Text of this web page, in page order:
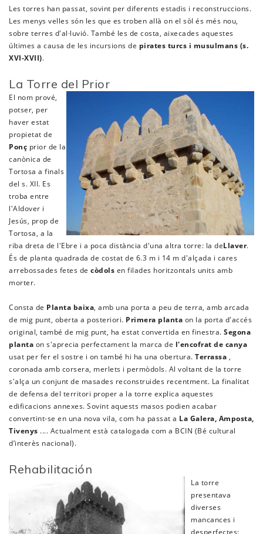
Les torres han passat, sovint per diferents estadis i reconstruccions.
Les menys velles són les que es troben allà on el sòl és més nou,
sobre terres d'al·luvió. També les de costa, aixecades aquestes
últimes a causa de les incursions de pirates turcs i musulmans (s.
XVI-XVII).
La Torre del Prior
El nom prové,
potser, per
haver estat
propietat de
Ponç prior de la
canònica de
Tortosa a finals
del s. XII. Es
troba entre
l'Aldover i
Jesús, prop de
Tortosa, a la
riba dreta de l'Ebre i a poca distància d'una altra torre: la deLlaver.
És de planta quadrada de costat de 6.3 m i 14 m d'alçada i cares
arrebossades fetes de còdols en filades horitzontals units amb
morter.
Consta de Planta baixa, amb una porta a peu de terra, amb arcada
de mig punt, oberta a posteriori. Primera planta on la porta d'accés
original, també de mig punt, ha estat convertida en finestra. Segona
planta on s'aprecia perfectament la marca de l'encofrat de canya
usat per fer el sostre i on també hi ha una obertura. Terrassa ,
coronada amb corsera, merlets i permòdols. Al voltant de la torre
s'alça un conjunt de masades reconstruides recentment. La finalitat
de defensa del territori proper a la torre explica aquestes
edificacions annexes. Sovint aquests masos podien acabar
convertint-se en una nova vila, com ha passat a La Galera, Amposta,
Tivenys .... Actualment està catalogada com a BCIN (Bé cultural
d’interès nacional).
Rehabilitación
La torre
presentava
diverses
mancances i
desperfectes: